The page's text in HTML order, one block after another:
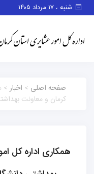
شنبه ، ۱۷ مرداد ۱۴۰۵
صفحه اصلی > اخبار>
کرمان و معاونت
همکاری اداره کل